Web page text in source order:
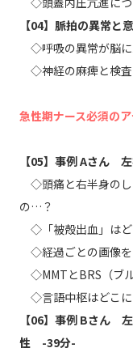
【04】脈拍の異常
◇呼吸の異常が脳に
◇神経の麻痺と検査
急性期ナース必須の
【05】事例 Aさん
◇頭痛と右半身のし
の…？
◇「被殻出血」はど
◇経過ごとの画像を
◇MMTとBRS（ブ
◇言語中枢はどこに
【06】事例 Bさん
性 -39分-